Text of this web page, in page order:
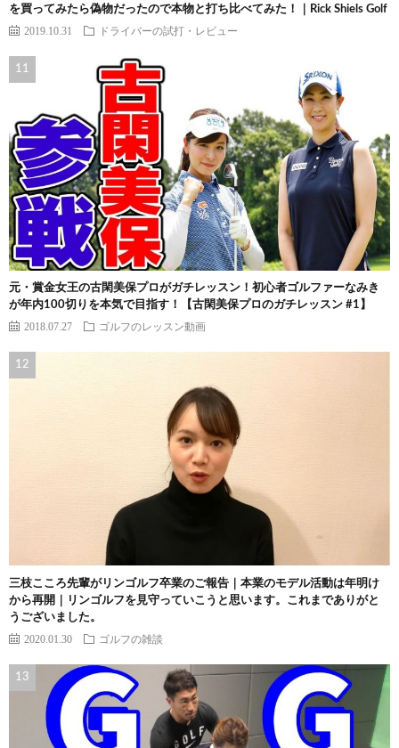
を買ってみたら偽物だったので本物と打ち比べてみた！｜Rick Shiels Golf
2019.10.31 ドライバーの試打・レビュー
元・賞金女王の古閑美保プロがガチレッスン！初心者ゴルファーなみき
が年内100切りを本気で目指す！【古閑美保プロのガチレッスン #1】
2018.07.27 ゴルフのレッスン動画
三枝こころ先輩がリンゴルフ卒業のご報告｜本業のモデル活動は年明け
から再開｜リンゴルフを見守っていこうと思います。これまでありがと
うございました。
2020.01.30 ゴルフの雑談